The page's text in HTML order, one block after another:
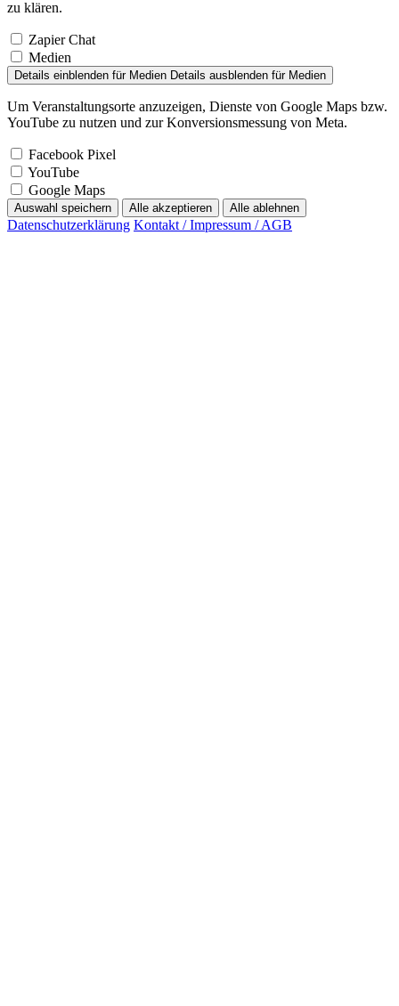
Medien
Details einblenden
Um Veranstaltungsorte anzuzeigen, Dienste von Google Maps bzw.
YouTube zu nutzen und zur Konversionsmessung von Meta.
YouTube
Google Maps
Auswahl speichern
Datenschutzerklärung Kontakt / Impressum / AGB